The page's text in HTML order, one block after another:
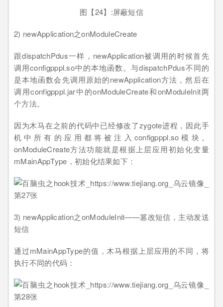
图【24】:屏蔽短信
2) newApplication之onModuleCreate
跟dispatchPdus一样，newApplication被调用的时候首先
调用configpppl.so中的本地函数。与dispatchPdus不同的
是本地函数会先调用原始的newApplication方法，然后在
调用configpppl.jar中的onModuleCreate和onModuleInit两
个方法。
因为木马在之前的代码中已经修改了zygote进程，因此手
机中所有的应用都将被注入configpppl.so模块。
onModuleCreate方法功能就是根据上层应用初始化变量
mMainAppType，初始化结果如下：
3) newApplication之onModuleInit——篡改短信，主动发送
短信
通过mMainAppType的值，木马根据上层应用的不同，将
执行不同的代码：